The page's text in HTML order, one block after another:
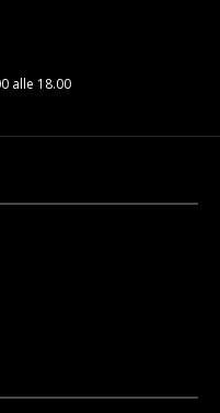
alle 18.00